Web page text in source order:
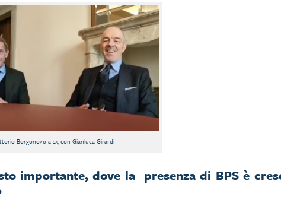
Borgonovo a sx, con Gianluca Girardi
importante, dove la presenza di BPS è